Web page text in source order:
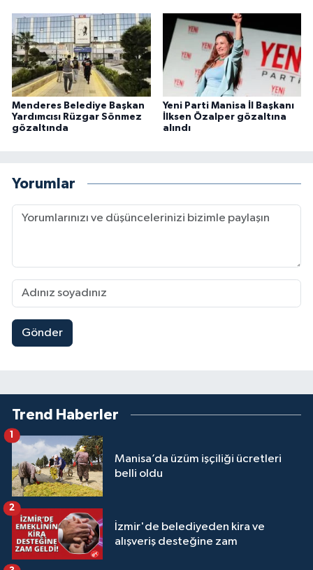
Menderes Belediye Başkan
Yardımcısı Rüzgar Sönmez
gözaltında
Yeni Parti Manisa İl Başkanı
İlksen Özalper gözaltına
alındı
Yorumlar
Gönder
Trend Haberler
Manisa’da üzüm işçiliği ücretleri
belli oldu
İzmir'de belediyeden kira ve
alışveriş desteğine zam
2